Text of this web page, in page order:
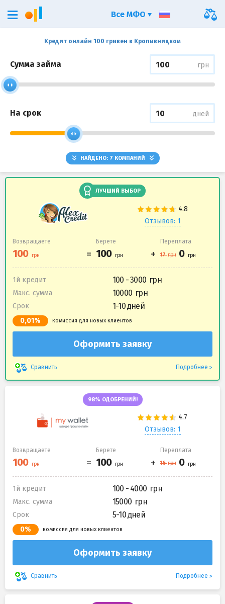
Кредит онлайн 100 гривен в Кропивницком
Сумма займа грн
На срок дней
НАЙДЕНО: 7 КОМПАНИЙ
ЛУЧШИЙ ВЫБОР
Отзывов: 1
Возвращаете Берете Переплата
1й кредит 100 - 3000
Макс. сумма 10000
Срок 1-10 дней
0,01% комиссия для новых клиентов
Оформить заявку
Сравнить Подробнее
98% ОДОБРЕНИЙ!
Отзывов: 1
Возвращаете Берете Переплата
1й кредит 100 - 4000
Макс. сумма 15000
Срок 5-10 дней
0% комиссия для новых клиентов
Оформить заявку
Сравнить Подробнее
Все МФО